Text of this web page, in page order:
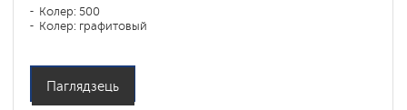
Колер: 500
Колер: графитовый
Паглядзець